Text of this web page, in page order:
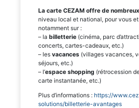
La carte CEZAM offre de
niveau local et national, pour vous
notamment sur :
– la billetterie (cinéma, parc
concerts, cartes-cadeaux, etc.)
– les vacances (villages vacances,
séjours, etc.)
– l’espace shopping (rétrocession
carte instantanée, etc.)
Plus d’informations : https://
solutions/billetterie-avantages